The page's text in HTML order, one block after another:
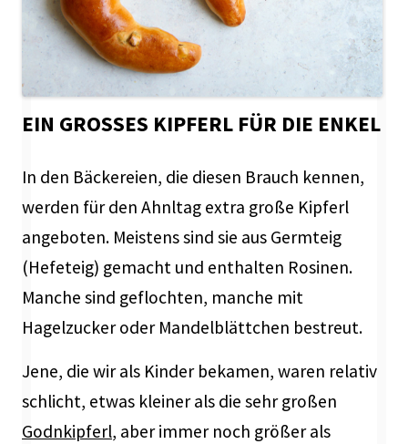
EIN GROSSES KIPFERL FÜR DIE ENKEL
In den Bäckereien, die diesen Brauch kennen,
werden für den Ahnltag extra große Kipferl
angeboten. Meistens sind sie aus Germteig
(Hefeteig) gemacht und enthalten Rosinen.
Manche sind geflochten, manche mit
Hagelzucker oder Mandelblättchen bestreut.
Jene, die wir als Kinder bekamen, waren relativ
schlicht, etwas kleiner als die sehr großen
Godnkipferl, aber immer noch größer als